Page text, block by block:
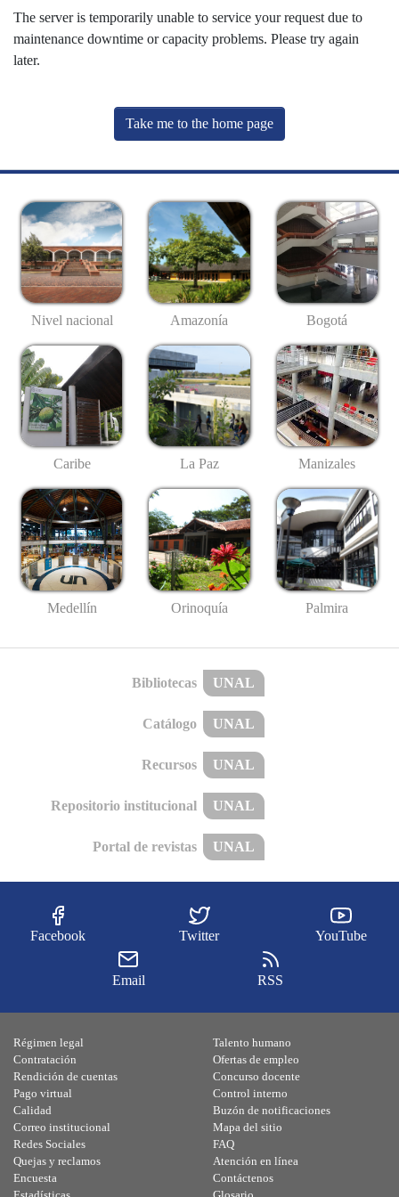
The server is temporarily unable to service your request due to
maintenance downtime or capacity problems. Please try again
later.
Take me to the home page
Nivel nacional Amazonía Bogotá
Caribe La Paz Manizales
Medellín Orinoquía Palmira
Bibliotecas UNAL
Catálogo UNAL
Recursos UNAL
Repositorio institucional UNAL
Portal de revistas UNAL
Facebook Twitter YouTube
Email RSS
Régimen legal
Contratación
Rendición de cuentas
Pago virtual
Calidad
Talento humano
Ofertas de empleo
Concurso docente
Control interno
Buzón de notificaciones
Correo institucional
Redes Sociales
Quejas y reclamos
Encuesta
Mapa del sitio
FAQ
Atención en línea
Contáctenos